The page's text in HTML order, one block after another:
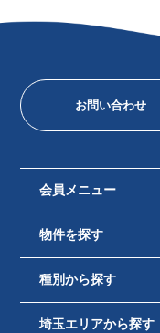
お問い合わせ
会員メニュー
物件を探す
種別から探す
埼玉エリアから探す